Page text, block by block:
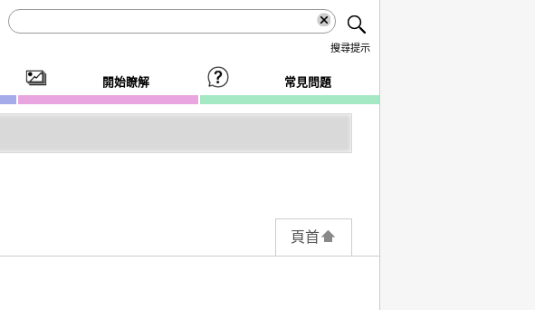
搜尋提示
開始瞭解 常見問題
頁首